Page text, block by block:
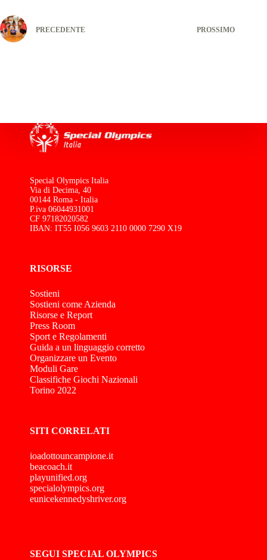
PRECEDENTE PROSSIMO
Special Olympics Italia
Via di Decima, 40
00144 Roma - Italia
P.iva 06044931001
CF 97182020582
IBAN: IT55 I056 9603 2110 0000 7290 X19
RISORSE
Sostieni
Sostieni come Azienda
Risorse e Report
Press Room
Sport e Regolamenti
Guida a un linguaggio corretto
Organizzare un Evento
Moduli Gare
Classifiche Giochi Nazionali
Torino 2022
SITI CORRELATI
ioadottouncampione.it
beacoach.it
playunified.org
specialolympics.org
eunicekennedyshriver.org
SEGUI SPECIAL OLYMPICS